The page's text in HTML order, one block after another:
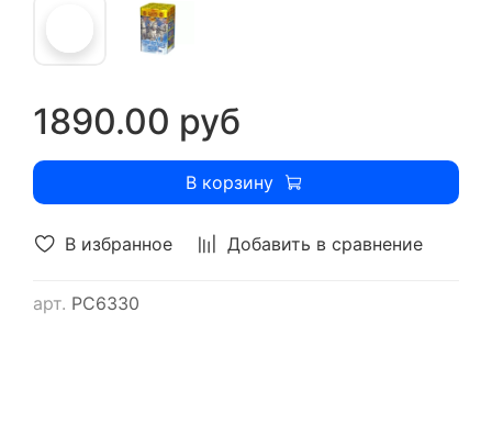
В избранное Добавить в сравнение
арт. РС6330
1890.00 руб
В корзину